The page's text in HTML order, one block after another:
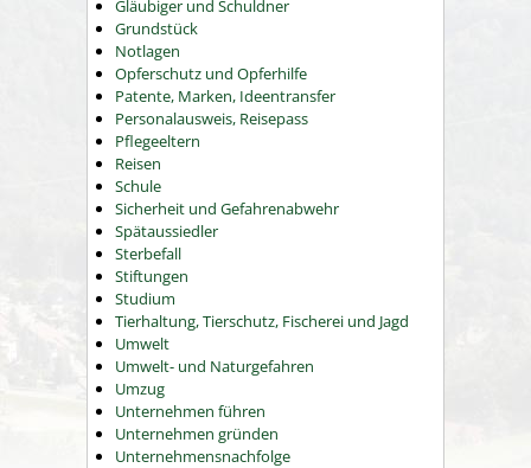
Gläubiger und Schuldner
Grundstück
Notlagen
Opferschutz und Opferhilfe
Patente, Marken, Ideentransfer
Personalausweis, Reisepass
Pflegeeltern
Reisen
Schule
Sicherheit und Gefahrenabwehr
Spätaussiedler
Sterbefall
Stiftungen
Studium
Tierhaltung, Tierschutz, Fischerei und Jagd
Umwelt
Umwelt- und Naturgefahren
Umzug
Unternehmen führen
Unternehmen gründen
Unternehmensnachfolge